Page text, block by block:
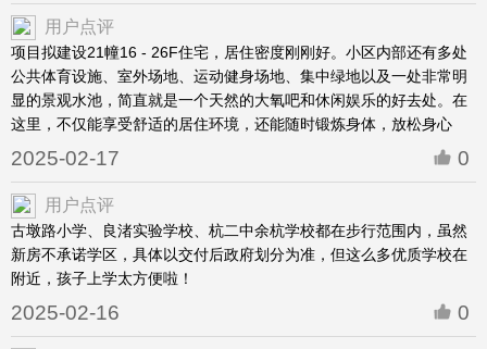
用户点评
项目拟建设21幢16 - 26F住宅，居住密度刚刚好。小区内部还有多处
公共体育设施、室外场地、运动健身场地、集中绿地以及一处非常明
显的景观水池，简直就是一个天然的大氧吧和休闲娱乐的好去处。在
这里，不仅能享受舒适的居住环境，还能随时锻炼身体，放松身心
2025-02-17 0
用户点评
古墩路小学、良渚实验学校、杭二中余杭学校都在步行范围内，虽然
新房不承诺学区，具体以交付后政府划分为准，但这么多优质学校在
附近，孩子上学太方便啦！
2025-02-16 0